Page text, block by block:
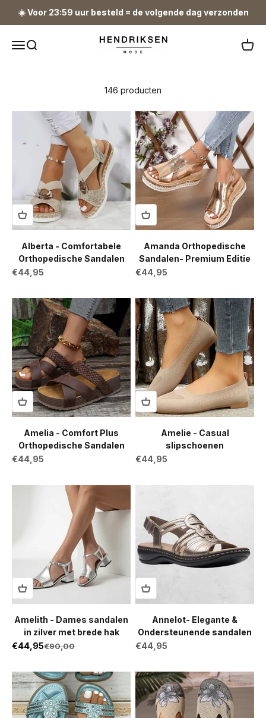
☀️ Voor 23:59 uur besteld = de volgende dag verzonden
Navigatiemenu openen
Zoeken openen Hendriksen Mode
146 producten
Alberta - Comfortabele
Orthopedische Sandalen
Aanbiedingsprijs
€44,95
Amanda Orthopedische
Sandalen- Premium Editie
Aanbiedingsprijs
€44,95
Amelia - Comfort Plus
Orthopedische Sandalen
Aanbiedingsprijs
€44,95
Amelie - Casual
slipschoenen
Aanbiedingsprijs
€44,95
Amelith - Dames sandalen
in zilver met brede hak
Aanbiedingsprijs
€44,95Normale prijs
€90,00
Annelot- Elegante &
Ondersteunende sandalen
Aanbiedingsprijs
€44,95